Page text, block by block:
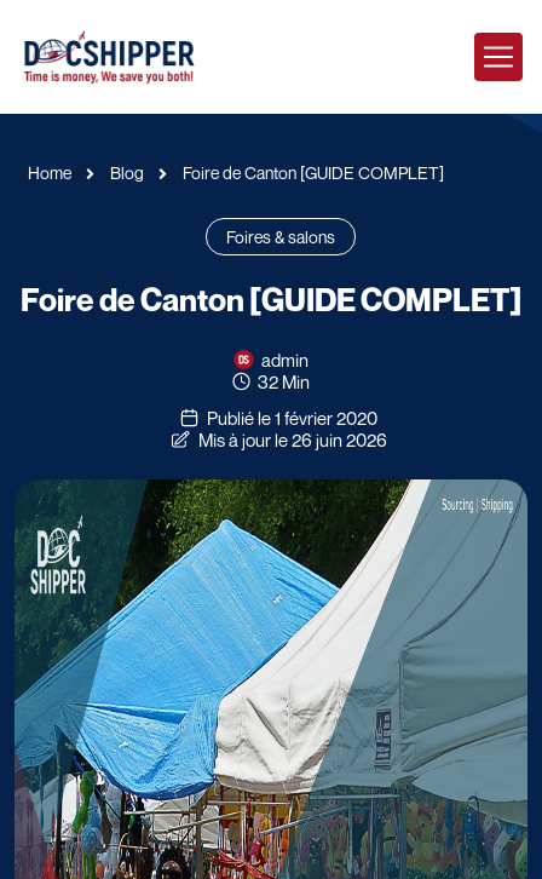
Home Blog Foire de Canton [GUIDE COMPLET]
Foires & salons
Foire de Canton [GUIDE COMPLET]
admin
32 Min
Publié le 1 février 2020
Mis à jour le 26 juin 2026